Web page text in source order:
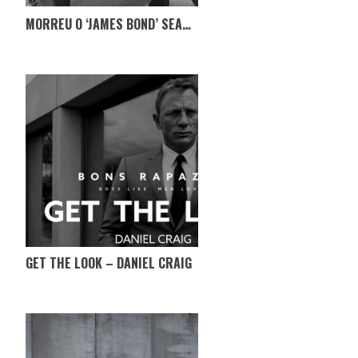
MORREU O ‘JAMES BOND’ SEAN CONNERY
GET THE LOOK – DANIEL CRAIG